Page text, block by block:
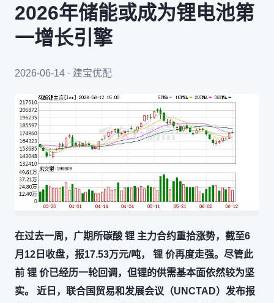
2026年储能或成为锂电池第
一增长引擎
2026-06-14 · 建宝优配
在过去一周，广期所碳酸 锂 主力合约重拾涨势，截至6
月12日收盘，报17.53万元/吨， 锂 价再度走强。尽管此
前 锂 价已经历一轮回调，但锂的供需基本面依然较为坚
实。 近日，联合国贸易和发展会议（UNCTAD）发布报